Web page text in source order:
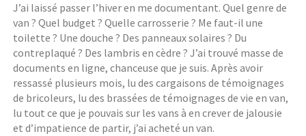
J’ai laissé passer l’hiver en me documentant. Quel genre de
van ? Quel budget ? Quelle carrosserie ? Me faut-il une
toilette ? Une douche ? Des panneaux solaires ? Du
contreplaqué ? Des lambris en cèdre ? J’ai trouvé masse de
documents en ligne, chanceuse que je suis. Après avoir
ressassé plusieurs mois, lu des cargaisons de témoignages
de bricoleurs, lu des brassées de témoignages de vie en van,
lu tout ce que je pouvais sur les vans à en crever de jalousie
et d’impatience de partir, j’ai acheté un van.